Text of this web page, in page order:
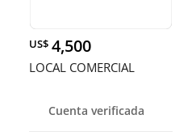
US$ 4,500
LOCAL COMERCIAL
Cuenta verificada